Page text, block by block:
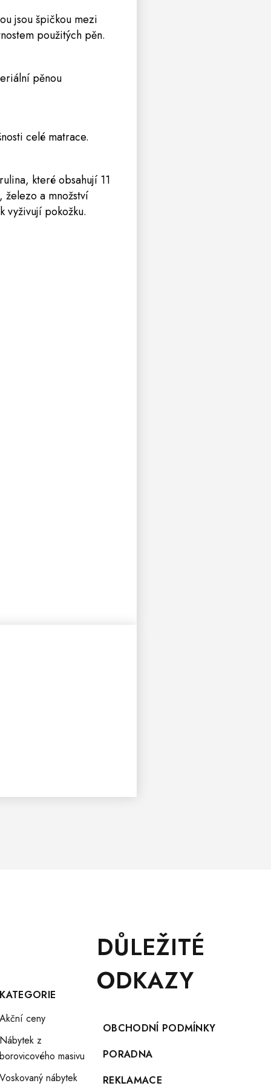
jsou špičkou mezi
použitých pěn.
pěnou
celé matrace.
které obsahují 11
železo a množství
vyživují pokožku.
KATEGORIE
Akční ceny
Nábytek z
borovicového masivu
Voskovaný nábytek
DŮLEŽITÉ
ODKAZY
OBCHODNÍ PODMÍNKY
PORADNA
REKLAMACE